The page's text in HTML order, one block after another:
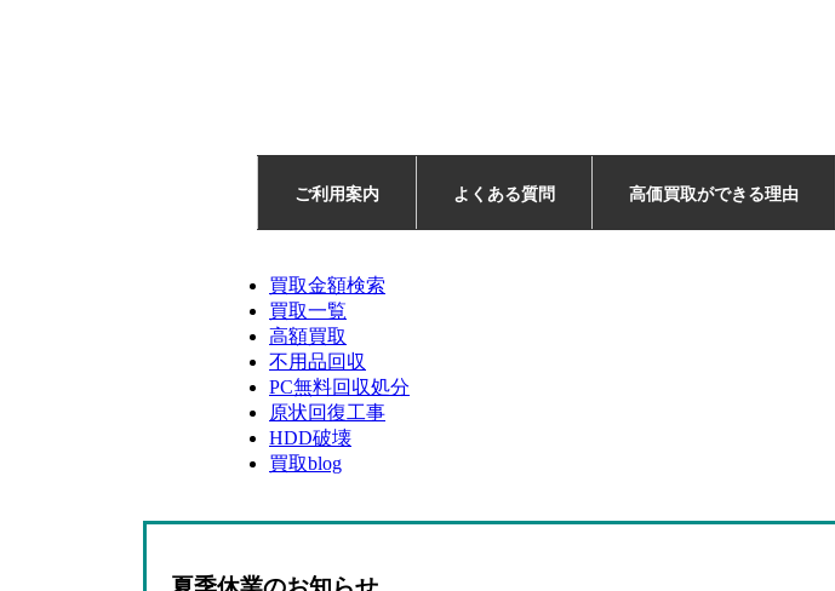
ご利用案内 よくある質問 高価買取ができる理由
買取金額検索
買取一覧
高額買取
不用品回収
PC無料回収処分
原状回復工事
HDD破壊
買取blog